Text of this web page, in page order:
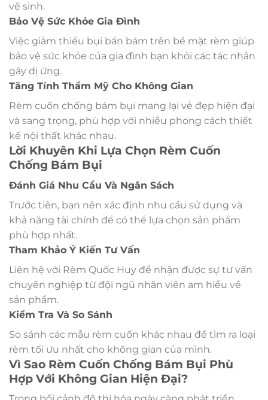
vệ sinh.
Bảo Vệ Sức Khỏe Gia Đình
Việc giảm thiểu bụi bẩn bám trên bề mặt rèm giúp
bảo vệ sức khỏe của gia đình bạn khỏi các tác nhân
gây dị ứng.
Tăng Tính Thẩm Mỹ Cho Không Gian
Rèm cuốn chống bám bụi mang lại vẻ đẹp hiện đại
và sang trọng, phù hợp với nhiều phong cách thiết
kế nội thất khác nhau.
Lời Khuyên Khi Lựa Chọn Rèm Cuốn
Chống Bám Bụi
Đánh Giá Nhu Cầu Và Ngân Sách
Trước tiên, bạn nên xác định nhu cầu sử dụng và
khả năng tài chính để có thể lựa chọn sản phẩm
phù hợp nhất.
Tham Khảo Ý Kiến Tư Vấn
Liên hệ với Rèm Quốc Huy để nhận được sự tư vấn
chuyên nghiệp từ đội ngũ nhân viên am hiểu về
sản phẩm.
Kiểm Tra Và So Sánh
So sánh các mẫu rèm cuốn khác nhau để tìm ra loại
rèm tối ưu nhất cho không gian của mình.
Vì Sao Rèm Cuốn Chống Bám Bụi Phù
Hợp Với Không Gian Hiện Đại?